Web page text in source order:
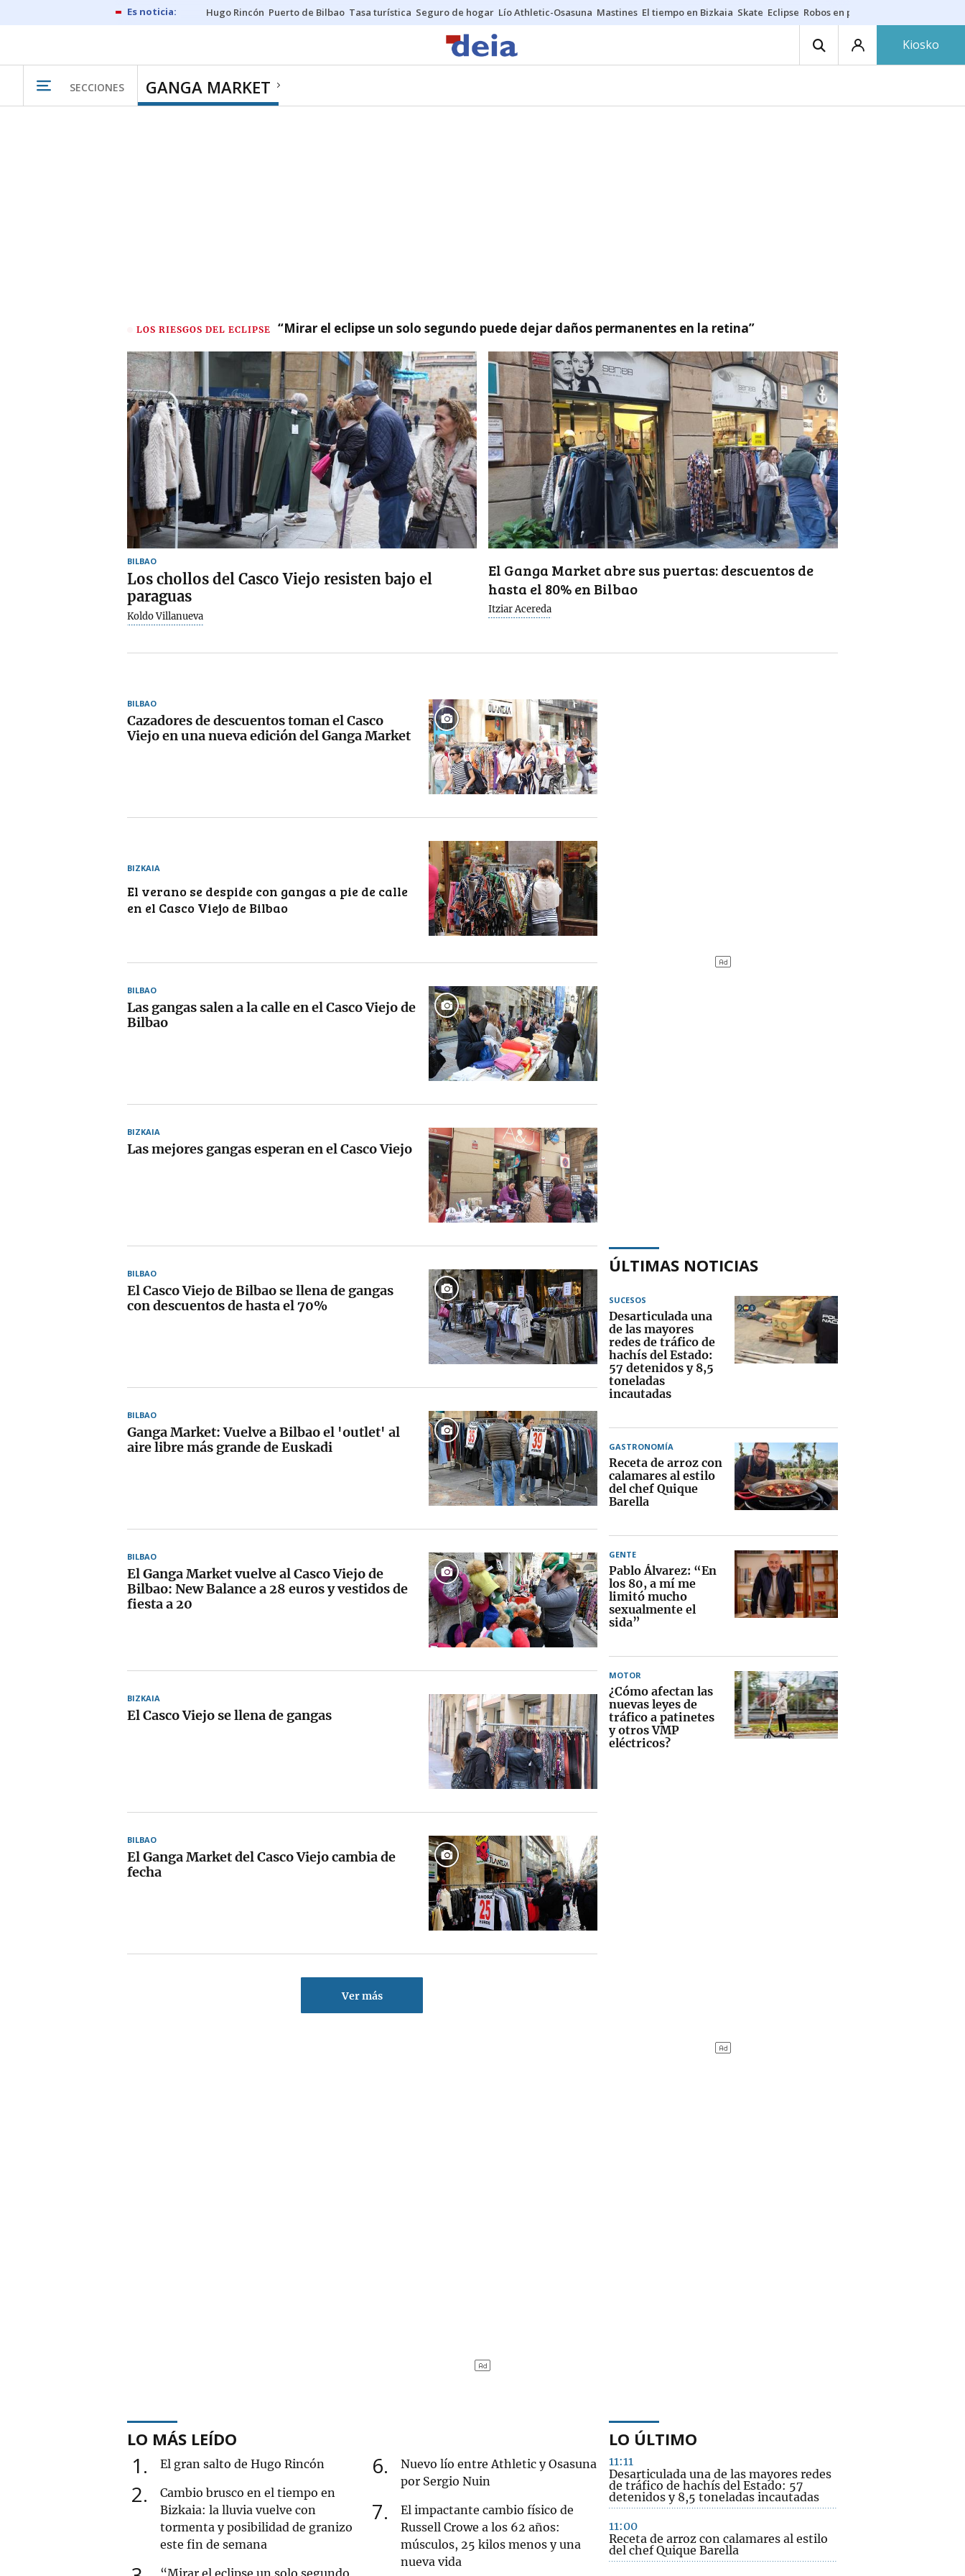
Hugo Rincón Puerto de Bilbao Tasa turística Seguro de hogar Lío Athletic-Osasuna Mastines El tiempo en Bizkaia Skate Eclipse Robos en playas
Kiosko
SECCIONES GANGA MARKET
LOS RIESGOS DEL ECLIPSE “Mirar el eclipse un solo segundo puede dejar daños permanentes en la retina”
BILBAO
Los chollos del Casco Viejo resisten bajo el
paraguas
Koldo Villanueva
El Ganga Market abre sus puertas: descuentos de
hasta el 80% en Bilbao
Itziar Acereda
BILBAO
Cazadores de descuentos toman el Casco
Viejo en una nueva edición del Ganga Market
BIZKAIA
El verano se despide con gangas a pie de calle
en el Casco Viejo de Bilbao
BILBAO
Las gangas salen a la calle en el Casco Viejo de
Bilbao
BIZKAIA
Las mejores gangas esperan en el Casco Viejo
BILBAO
El Casco Viejo de Bilbao se llena de gangas
con descuentos de hasta el 70%
BILBAO
Ganga Market: Vuelve a Bilbao el 'outlet' al
aire libre más grande de Euskadi
BILBAO
El Ganga Market vuelve al Casco Viejo de
Bilbao: New Balance a 28 euros y vestidos de
fiesta a 20
BIZKAIA
El Casco Viejo se llena de gangas
BILBAO
El Ganga Market del Casco Viejo cambia de
fecha
Ver más
ÚLTIMAS NOTICIAS
SUCESOS
Desarticulada una
de las mayores
redes de tráfico de
hachís del Estado:
57 detenidos y 8,5
toneladas
incautadas
GASTRONOMÍA
Receta de arroz con
calamares al estilo
del chef Quique
Barella
GENTE
Pablo Álvarez: “En
los 80, a mí me
limitó mucho
sexualmente el
sida”
MOTOR
¿Cómo afectan las
nuevas leyes de
tráfico a patinetes
y otros VMP
eléctricos?
LO MÁS LEÍDO
1 El gran salto de Hugo Rincón
2
Cambio brusco en el tiempo en
Bizkaia: la lluvia vuelve con
tormenta y posibilidad de granizo
este fin de semana
“Mirar el eclipse un solo segundo
6
Nuevo lío entre Athletic y Osasuna
por Sergio Nuin
7
El impactante cambio físico de
Russell Crowe a los 62 años:
músculos, 25 kilos menos y una
nueva vida
LO ÚLTIMO
11:11
Desarticulada una de las mayores redes
de tráfico de hachís del Estado: 57
detenidos y 8,5 toneladas incautadas
11:00
Receta de arroz con calamares al estilo
del chef Quique Barella